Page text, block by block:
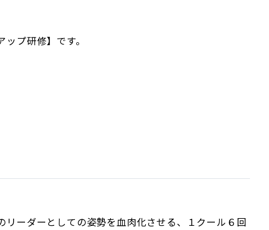
プ研修】です。
ーダーとしての姿勢を血肉化させる、１クール６回